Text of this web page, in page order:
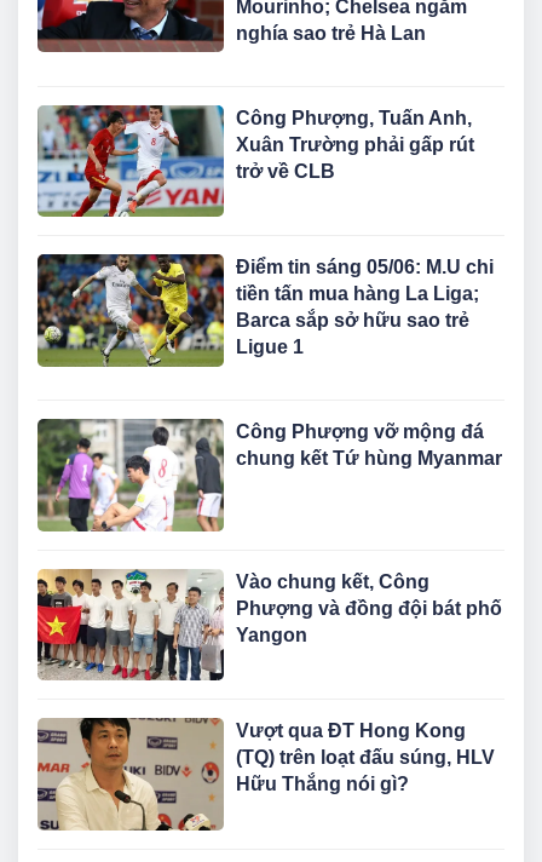
Mourinho; Chelsea ngắm
nghía sao trẻ Hà Lan
Công Phượng, Tuấn Anh,
Xuân Trường phải gấp rút
trở về CLB
Điểm tin sáng 05/06: M.U chi
tiền tấn mua hàng La Liga;
Barca sắp sở hữu sao trẻ
Ligue 1
Công Phượng vỡ mộng đá
chung kết Tứ hùng Myanmar
Vào chung kết, Công
Phượng và đồng đội bát phố
Yangon
Vượt qua ĐT Hong Kong
(TQ) trên loạt đấu súng, HLV
Hữu Thắng nói gì?